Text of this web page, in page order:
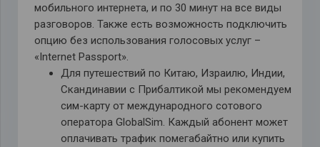
мобильного интернета, и по 30 минут на все виды
разговоров. Также есть возможность подключить
опцию без использования голосовых услуг –
«Internet Passport».
Для путешествий по Китаю, Израилю, Индии,
Скандинавии с Прибалтикой мы рекомендуем
сим-карту от международного сотового
оператора GlobalSim. Каждый абонент может
оплачивать трафик помегабайтно или купить